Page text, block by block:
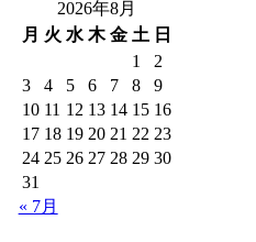
2026年8月
月 火 水 木 金 土 日
1
2
3
4 5 6 7 8
9
10 11 12 13 14 15 16
17 18 19 20 21 22 23
24 25 26 27 28 29 30
31
« 7月